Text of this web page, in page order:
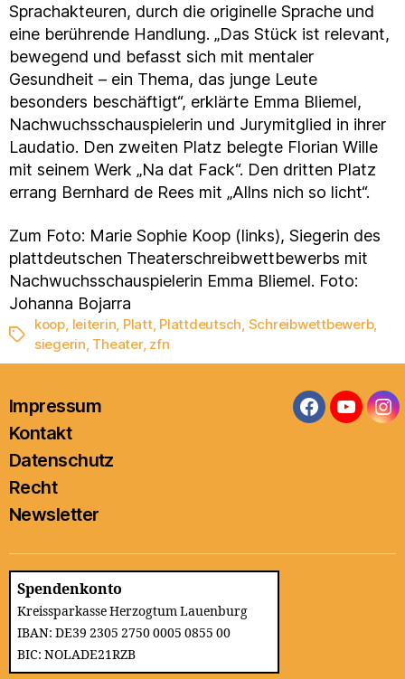
Sprachakteuren, durch die originelle Sprache und
eine berührende Handlung. „Das Stück ist relevant,
bewegend und befasst sich mit mentaler
Gesundheit – ein Thema, das junge Leute
besonders beschäftigt“, erklärte Emma Bliemel,
Nachwuchsschauspielerin und Jurymitglied in ihrer
Laudatio. Den zweiten Platz belegte Florian Wille
mit seinem Werk „Na dat Fack“. Den dritten Platz
errang Bernhard de Rees mit „Allns nich so licht“.
Zum Foto: Marie Sophie Koop (links), Siegerin des
plattdeutschen Theaterschreibwettbewerbs mit
Nachwuchsschauspielerin Emma Bliemel. Foto:
Johanna Bojarra
Schlagwörter
koop, leiterin, Platt, Plattdeutsch, Schreibwettbewerb,
siegerin, Theater, zfn
Impressum
Kontakt
Datenschutz
Recht
Newsletter
Facebook
Spendenkonto
Kreissparkasse Herzogtum Lauenburg
IBAN: DE39 2305 2750 0005 0855 00
BIC: NOLADE21RZB